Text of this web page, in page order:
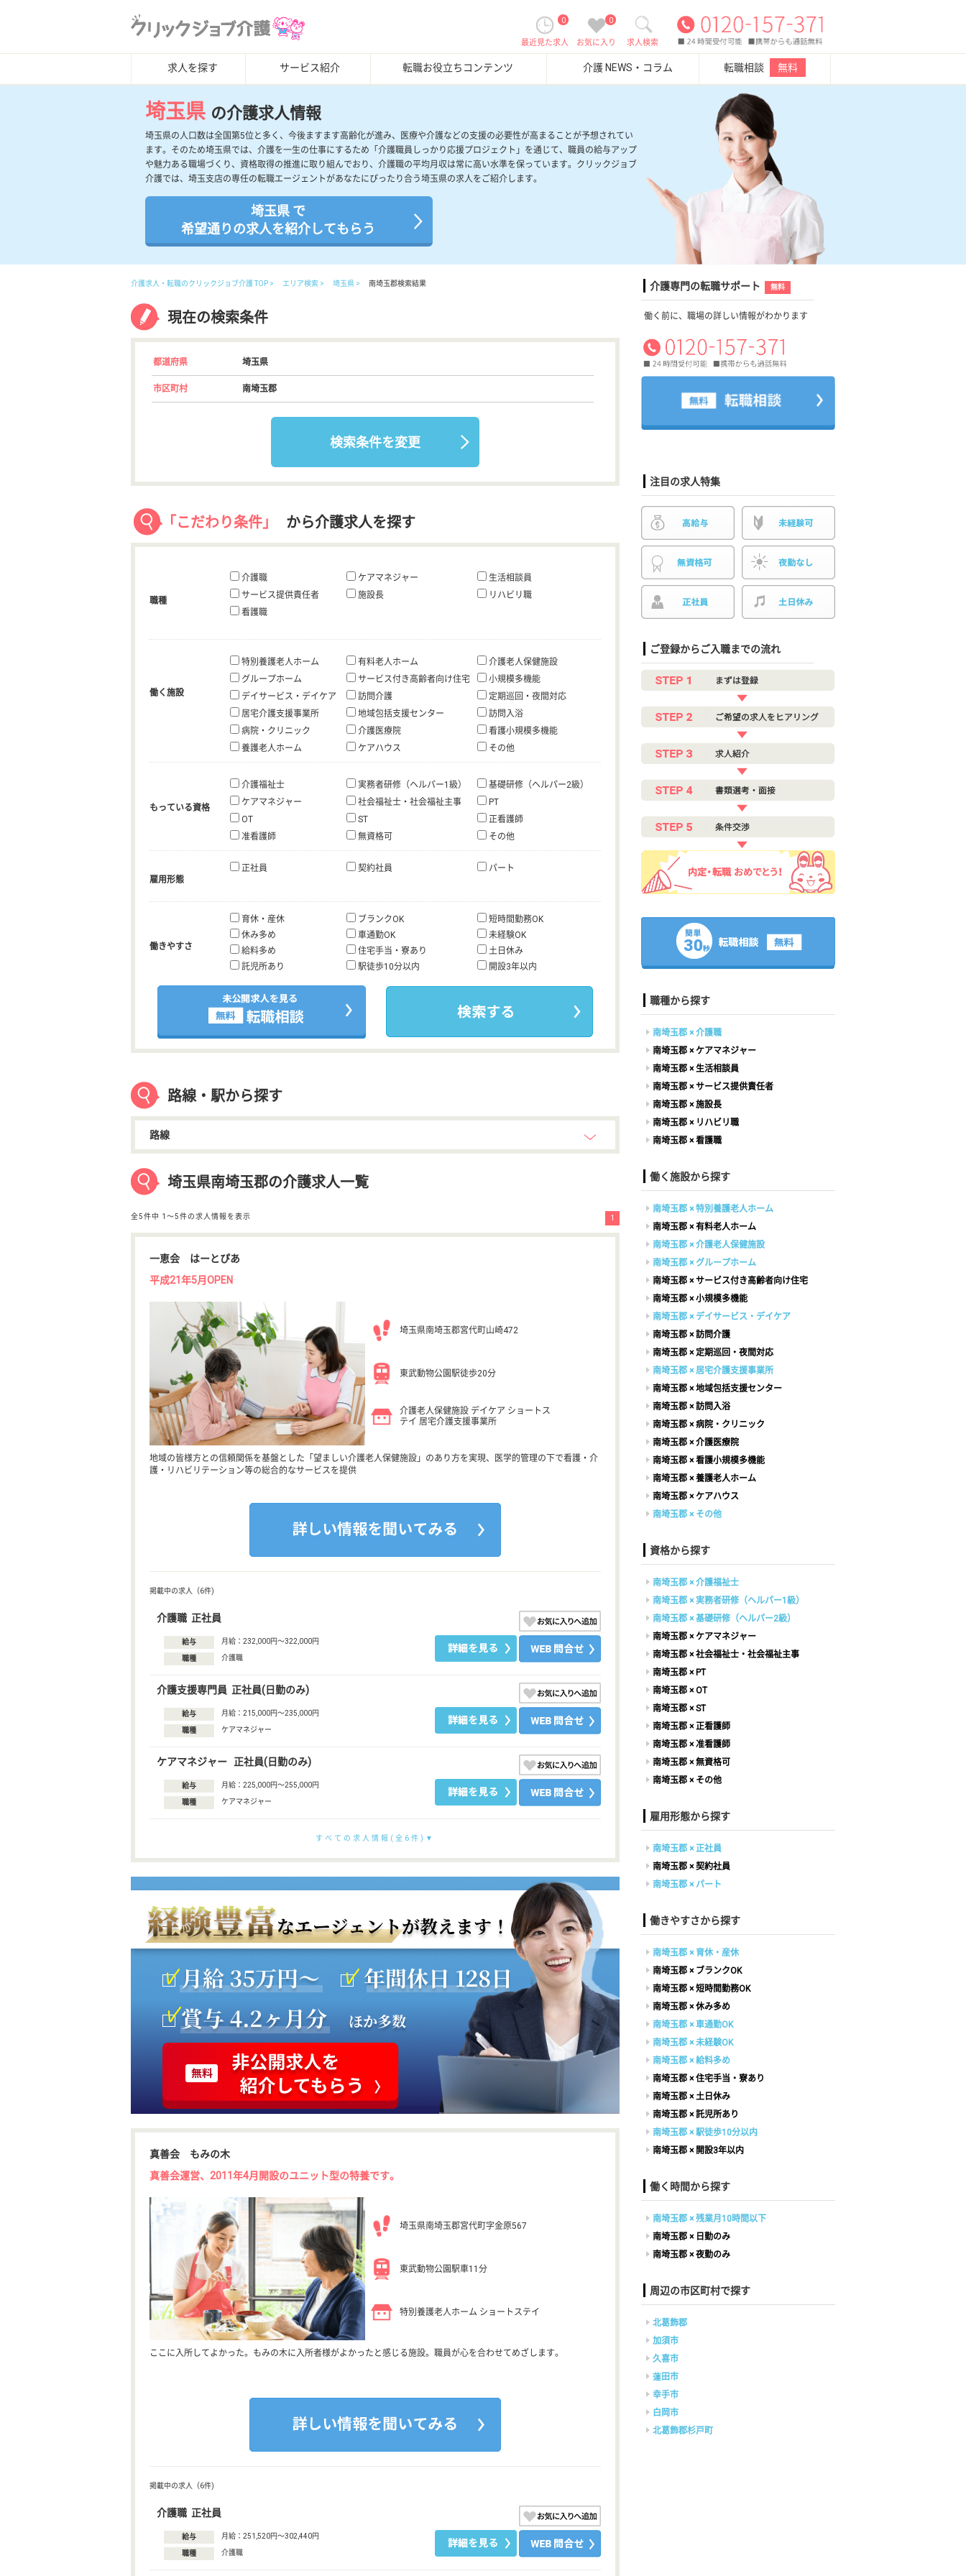
求人検索
0
お気に入り
0
最近見た求人
求人を探す サービス紹介 転職お役立ちコンテンツ 介護 NEWS・コラム 転職相談 無料
埼玉県 の介護求人情報
埼玉県の人口数は全国第5位と多く、今後ますます高齢化が進み、医療や介護などの支援の必要性が高まることが予想されてい
ます。そのため埼玉県では、介護を一生の仕事にするため「介護職員しっかり応援プロジェクト」を通じて、職員の給与アップ
や魅力ある職場づくり、資格取得の推進に取り組んでおり、介護職の平均月収は常に高い水準を保っています。クリックジョブ
介護では、埼玉支店の専任の転職エージェントがあなたにぴったり合う埼玉県の求人をご紹介します。
埼玉県 で
希望通りの求人を紹介してもらう
介護求人・転職のクリックジョブ介護 TOP エリア検索 埼玉県 南埼玉郡検索結果
現在の検索条件
都道府県 埼玉県
市区町村 南埼玉郡
検索条件を変更
「こだわり条件」 から介護求人を探す
職種
介護職 ケアマネジャー
生活相談員
サービス提供責任者
施設長
リハビリ職
看護職
働く施設
特別養護老人ホーム 有料老人ホーム
介護老人保健施設
グループホーム
サービス付き高齢者向け住宅
小規模多機能
デイサービス・デイケア
訪問介護
定期巡回・夜間対応
居宅介護支援事業所
地域包括支援センター
訪問入浴
病院・クリニック
介護医療院
看護小規模多機能
養護老人ホーム
ケアハウス その他
もっている資格
介護福祉士 実務者研修（ヘルパー1級）
基礎研修（ヘルパー2級）
ケアマネジャー
社会福祉士・社会福祉主事
PT
OT
ST
正看護師
准看護師
無資格可 その他
雇用形態
正社員 契約社員 パート
働きやすさ
育休・産休 ブランクOK
短時間勤務OK
休み多め
車通勤OK
未経験OK
給料多め
住宅手当・寮あり
土日休み
託児所あり
駅徒歩10分以内 開設3年以内
路線・駅から探す
路線
埼玉県南埼玉郡の介護求人一覧
全5件中 1〜5件の求人情報を表示 1
一恵会 はーとぴあ
平成21年5月OPEN
埼玉県南埼玉郡宮代町山崎472
東武動物公園駅徒歩20分
介護老人保健施設 デイケア ショートス
テイ 居宅介護支援事業所
地域の皆様方との信頼関係を基盤とした「望ましい介護老人保健施設」のあり方を実現、医学的管理の下で看護・介
護・リハビリテーション等の総合的なサービスを提供
掲載中の求人（6件)
介護職 正社員
給与 月給：232,000円〜322,000円
職種 介護職
介護支援専門員 正社員(日勤のみ)
給与 月給：215,000円〜235,000円
職種 ケアマネジャー
ケアマネジャー 正社員(日勤のみ)
給与 月給：225,000円〜255,000円
職種 ケアマネジャー
すべての求人情報(全6件)
真善会 もみの木
真善会運営、2011年4月開設のユニット型の特養です。
埼玉県南埼玉郡宮代町字金原567
東武動物公園駅車11分
特別養護老人ホーム ショートステイ
ここに入所してよかった。もみの木に入所者様がよかったと感じる施設。職員が心を合わせてめざします。
掲載中の求人（6件)
介護職 正社員
給与 月給：251,520円〜302,440円
職種 介護職
介護専門の転職サポート 無料
働く前に、職場の詳しい情報がわかります
注目の求人特集
ご登録からご入職までの流れ
職種から探す
南埼玉郡 × 介護職
南埼玉郡 × ケアマネジャー
南埼玉郡 × 生活相談員
南埼玉郡 × サービス提供責任者
南埼玉郡 × 施設長
南埼玉郡 × リハビリ職
南埼玉郡 × 看護職
働く施設から探す
南埼玉郡 × 特別養護老人ホーム
南埼玉郡 × 有料老人ホーム
南埼玉郡 × 介護老人保健施設
南埼玉郡 × グループホーム
南埼玉郡 × サービス付き高齢者向け住宅
南埼玉郡 × 小規模多機能
南埼玉郡 × デイサービス・デイケア
南埼玉郡 × 訪問介護
南埼玉郡 × 定期巡回・夜間対応
南埼玉郡 × 居宅介護支援事業所
南埼玉郡 × 地域包括支援センター
南埼玉郡 × 訪問入浴
南埼玉郡 × 病院・クリニック
南埼玉郡 × 介護医療院
南埼玉郡 × 看護小規模多機能
南埼玉郡 × 養護老人ホーム
南埼玉郡 × ケアハウス
南埼玉郡 × その他
資格から探す
南埼玉郡 × 介護福祉士
南埼玉郡 × 実務者研修（ヘルパー1級）
南埼玉郡 × 基礎研修（ヘルパー2級）
南埼玉郡 × ケアマネジャー
南埼玉郡 × 社会福祉士・社会福祉主事
南埼玉郡 × PT
南埼玉郡 × OT
南埼玉郡 × ST
南埼玉郡 × 正看護師
南埼玉郡 × 准看護師
南埼玉郡 × 無資格可
南埼玉郡 × その他
雇用形態から探す
南埼玉郡 × 正社員
南埼玉郡 × 契約社員
南埼玉郡 × パート
働きやすさから探す
南埼玉郡 × 育休・産休
南埼玉郡 × ブランクOK
南埼玉郡 × 短時間勤務OK
南埼玉郡 × 休み多め
南埼玉郡 × 車通勤OK
南埼玉郡 × 未経験OK
南埼玉郡 × 給料多め
南埼玉郡 × 住宅手当・寮あり
南埼玉郡 × 土日休み
南埼玉郡 × 託児所あり
南埼玉郡 × 駅徒歩10分以内
南埼玉郡 × 開設3年以内
働く時間から探す
南埼玉郡 × 残業月10時間以下
南埼玉郡 × 日勤のみ
南埼玉郡 × 夜勤のみ
周辺の市区町村で探す
北葛飾郡
加須市
久喜市
蓮田市
幸手市
白岡市
北葛飾郡杉戸町